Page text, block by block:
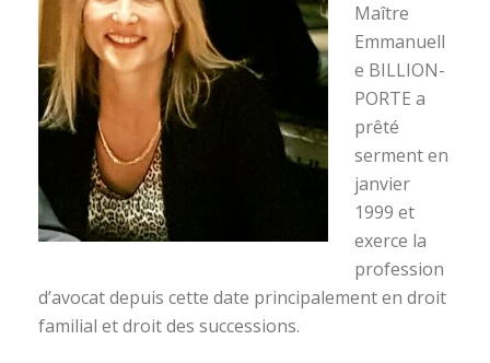
Maître
Emmanuell
e BILLION-
PORTE a
prêté
serment en
janvier
1999 et
exerce la
profession
d’avocat depuis cette date principalement en droit
familial et droit des successions.